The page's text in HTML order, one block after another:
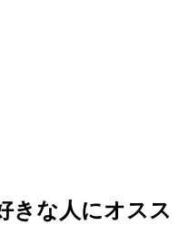
きな人にオスス